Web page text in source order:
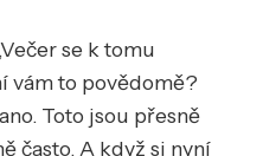
se k tomu
vám to povědomě?
Toto jsou přesně
často. A když si nyní